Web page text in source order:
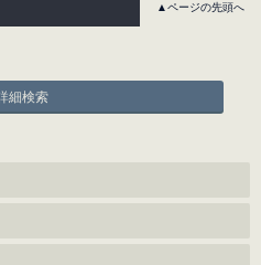
▲ページの先頭へ
細検索